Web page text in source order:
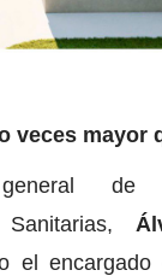
veces mayor
de
Sanitarias,
el encargado